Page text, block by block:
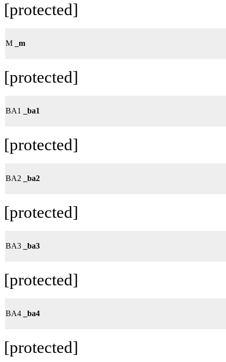
[protected]
M _m
[protected]
BA1 _ba1
[protected]
BA2 _ba2
[protected]
BA3 _ba3
[protected]
BA4 _ba4
[protected]